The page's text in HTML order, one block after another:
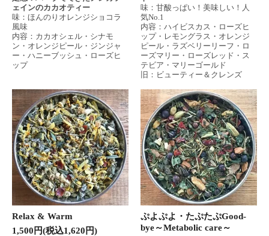
ェインのカカオティー
味：ほんのりオレンジショコラ
風味
内容：カカオシェル・シナモ
ン・オレンジピール・ジンジャ
ー・ハニーブッシュ・ローズヒ
ップ
味：甘酸っぱい！美味しい！人
気No.1
内容：ハイビスカス・ローズヒ
ップ・レモングラス・オレンジ
ピール・ラズベリーリーフ・ロ
ーズマリー・ローズレッド・ス
テビア・マリーゴールド
旧：ビューティー＆クレンズ
Relax & Warm
1,500円(税込1,620円)
ぷよぷよ・たぷたぷGood-
bye～Metabolic care～